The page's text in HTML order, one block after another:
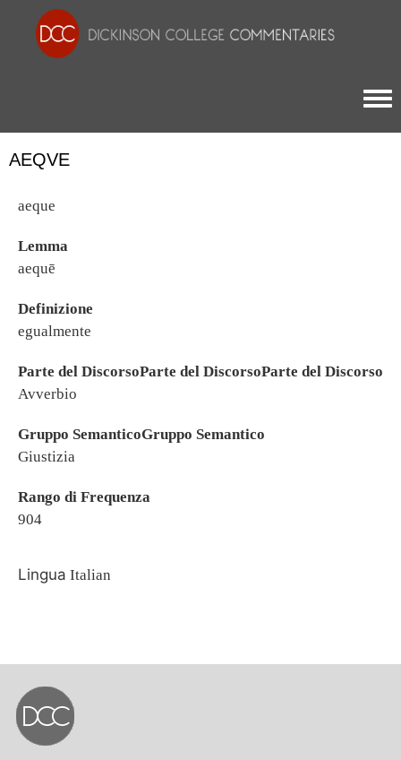
AEQVE
aeque
Lemma
aequē
Definizione
egualmente
Parte del DiscorsoParte del DiscorsoParte del Discorso
Avverbio
Gruppo SemanticoGruppo Semantico
Giustizia
Rango di Frequenza
904
Lingua Italian